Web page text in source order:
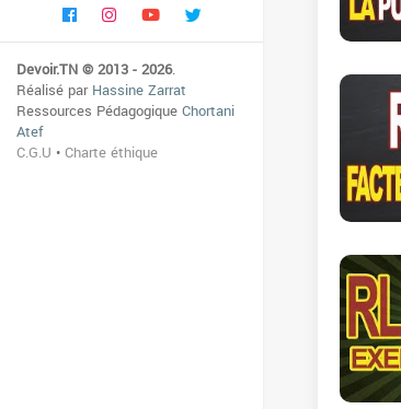
Devoir.TN © 2013 - 2026.
Réalisé parHassine Zarrat
Ressources PédagogiqueChortani
Atef
C.G.U •Charte éthique